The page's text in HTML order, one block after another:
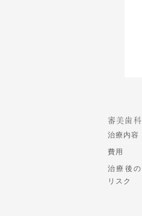
審美歯科
治療内容
費用
治療後の
リスク